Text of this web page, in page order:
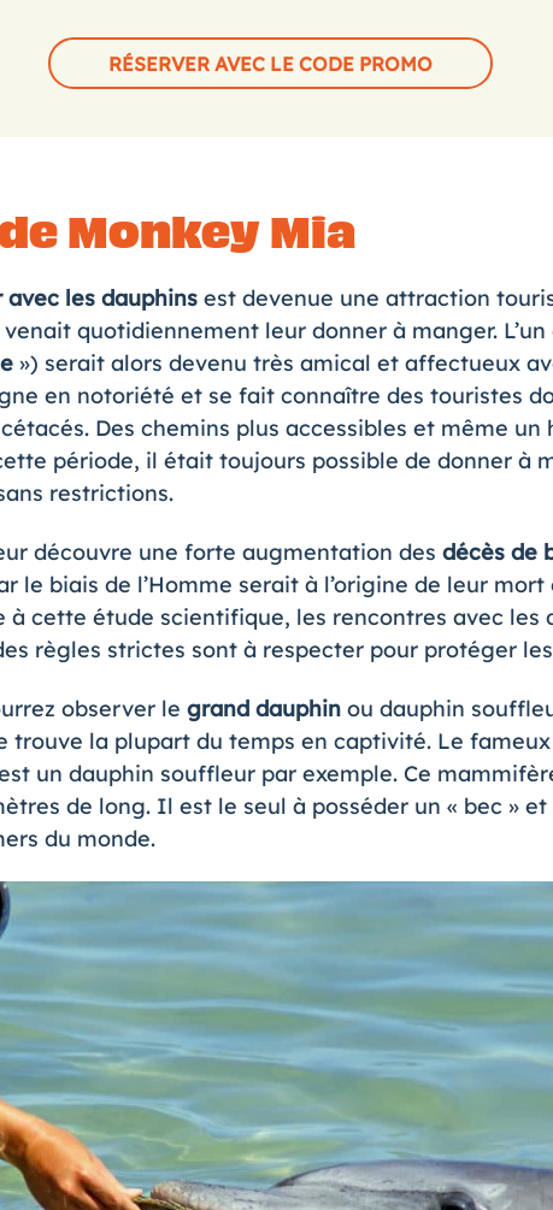
RÉSERVER AVEC LE CODE PROMO
Monkey Mia
les dauphins est devenue une attraction
quotidiennement leur donner à manger. L’un
») serait alors devenu très amical et affectueux
en notoriété et se fait connaître des touristes
Des chemins plus accessibles et même
période, il était toujours possible de donner à
restrictions.
découvre une forte augmentation des décès de
le biais de l’Homme serait à l’origine de leur
à cette étude scientifique, les rencontres avec les
règles strictes sont à respecter pour protéger
observer le grand dauphin ou dauphin
trouve la plupart du temps en captivité. Le fameux
un dauphin souffleur par exemple. Ce
de long. Il est le seul à posséder un « bec »
du monde.